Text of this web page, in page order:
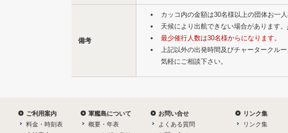
備考
カッコ内の金額は30名様以上の団体お一
天候により出航できない場合があります。
最少催行人数は30名様からになります。
上記以外の出発時間及びチャータークル
気軽にご相談下さい。
ご利用案内
料金・時刻表
軍艦島について
概要・年表
お問い合せ
よくある質問
リンク集
リンク集